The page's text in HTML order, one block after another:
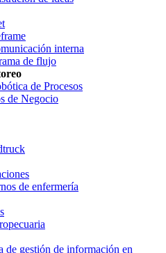
interna
de flujo
de Procesos
de Negocio
de enfermería
de gestión de información en